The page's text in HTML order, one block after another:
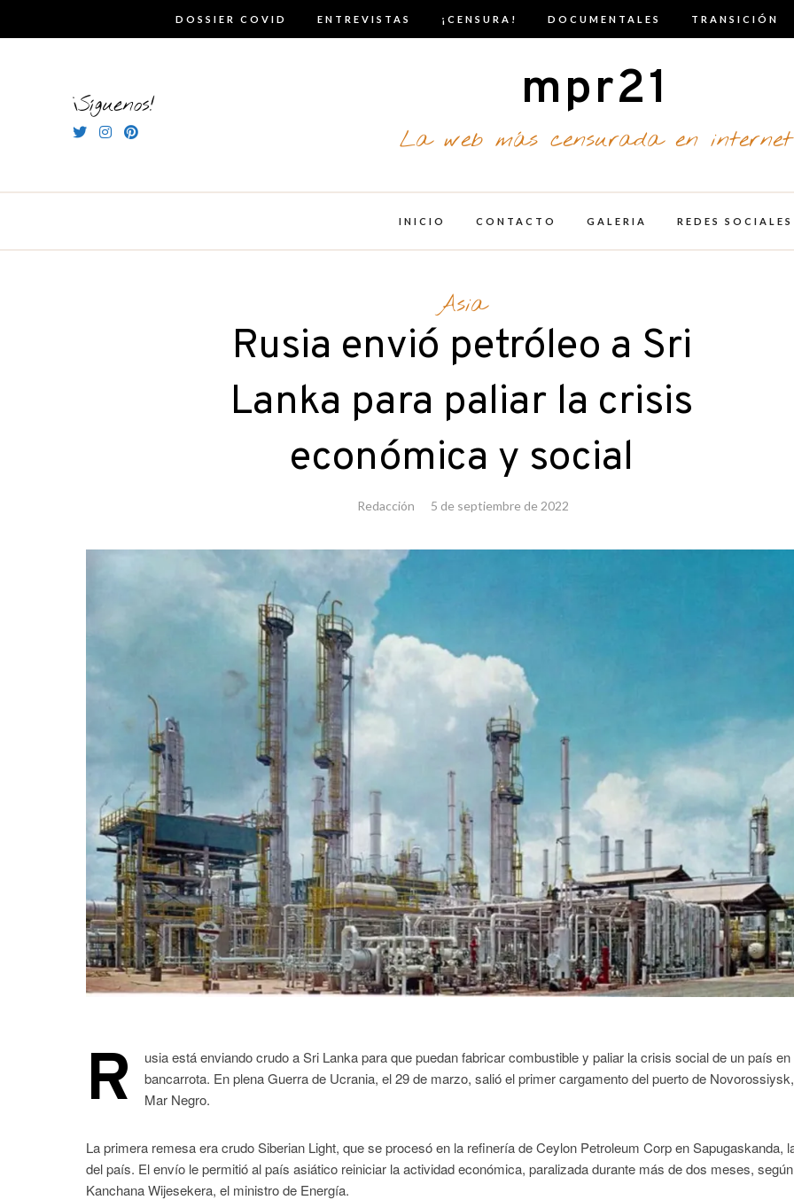
DOSSIER COVID ENTREVISTAS ¡CENSURA! DOCUMENTALES TRANSICIÓN
¡Síguenos! mpr21
La web más censurada en internet
INICIO CONTACTO GALERIA REDES SOCIALES
Asia
Rusia envió petróleo a Sri
Lanka para paliar la crisis
económica y social
Redacción 5 de septiembre de 2022
R
usia está enviando crudo a Sri Lanka para que puedan fabricar combustible y paliar la crisis social de un país en
bancarrota. En plena Guerra de Ucrania, el 29 de marzo, salió el primer cargamento del puerto de
Mar Negro.
La primera remesa era crudo Siberian Light, que se procesó en la refinería de Ceylon Petroleum Corp en Sapugaskanda,
del país. El envío le permitió al país asiático reiniciar la actividad económica, paralizada durante más de dos meses,
Kanchana Wijesekera, el ministro de Energía.